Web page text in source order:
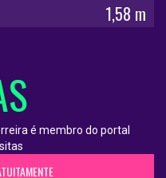
1,58 m
é membro do portal